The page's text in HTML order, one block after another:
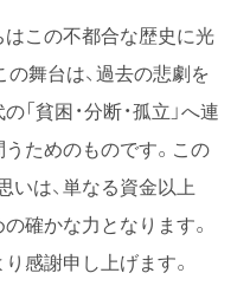
この不都合な歴史に光
舞台は、過去の悲劇を
貧困・分断・孤立」へ連
ためのものです。この
は、単なる資金以上
確かな力となります。
感謝申し上げます。